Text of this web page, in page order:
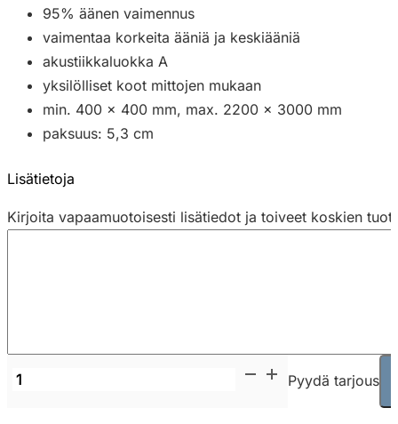
95% äänen vaimennus
vaimentaa korkeita ääniä ja keskiääniä
akustiikkaluokka A
yksilölliset koot mittojen mukaan
min. 400 × 400 mm, max. 2200 × 3000 mm
paksuus: 5,3 cm
Lisätietoja
Kirjoita vapaamuotoisesti lisätiedot ja toiveet koskien
Mute
Pyydä tarjous